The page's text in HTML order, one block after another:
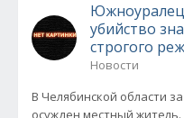
Южноуралец
убийство
строгого
Новости
В Челябинской области
осужден местный